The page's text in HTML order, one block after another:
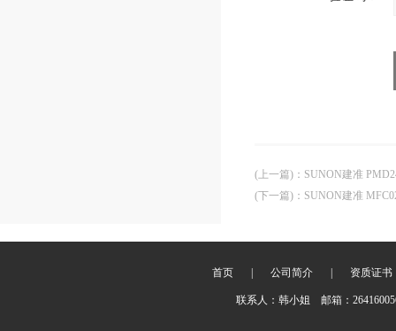
(上一篇) ： SUNON建准
(下一篇) ： SUNON建准
首页 公司简介 资质证书
联系人：韩小姐 邮箱：